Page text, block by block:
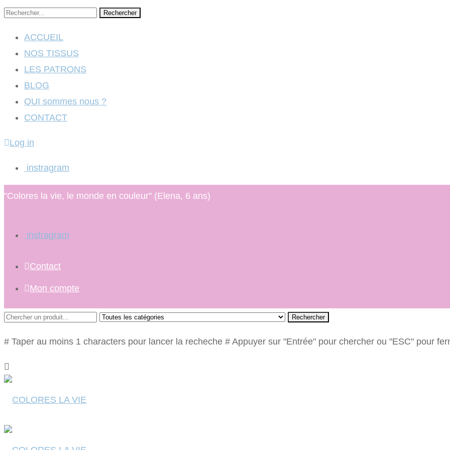
Rechercher
ACCUEIL
NOS TISSUS
LES PATRONS
BLOG
QUI sommes nous ?
CONTACT
Log in
instragram
"Colores la vie, le monde en couleur" (Elena, 6 ans)
instragram
Contact
Mon compte
Rechercher
# Taper au moins 1 characters pour lancer la recheche # Appuyer sur "Entrée" pour chercher ou "ESC" pour